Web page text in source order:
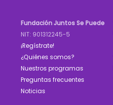
Fundación Juntos Se Puede
NIT: 901312245-5
¡Regístrate!
¿Quiénes somos?
Nuestros programas
Preguntas frecuentes
Noticias